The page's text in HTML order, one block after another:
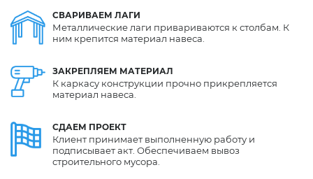
СВАРИВАЕМ ЛАГИ
ЗАКРЕПЛЯЕМ МАТЕРИАЛ
СДАЕМ ПРОЕКТ
Металлические лаги привариваются к столбам. К
ним крепится материал навеса.
К каркасу конструкции прочно прикрепляется
материал навеса.
Клиент принимает выполненную работу и
подписывает акт. Обеспечиваем вывоз
строительного мусора.